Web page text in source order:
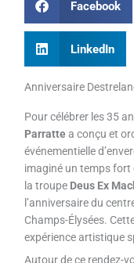
Facebook
LinkedIn
Anniversaire
Pour célébrer les 35
Parrattea conçu et
événementielle
imaginé un temps fort
la troupe Deus Ex
l’anniversaire du
Champs-Élysées.
expérience artistique
Autour de ce rendez-